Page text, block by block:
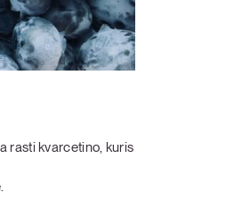
rasti kvarcetino, kuris